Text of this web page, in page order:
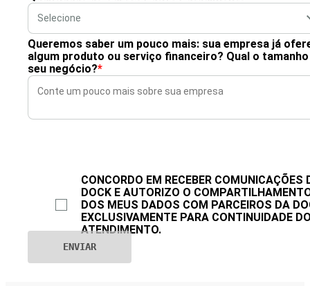
Queremos saber um pouco mais: sua empresa já
algum produto ou serviço financeiro? Qual o
seu negócio?*
CONCORDO EM RECEBER COMUNICAÇÕES
DOCK E AUTORIZO O
DOS MEUS DADOS COM PARCEIROS DA
EXCLUSIVAMENTE PARA CONTINUIDADE
ATENDIMENTO.